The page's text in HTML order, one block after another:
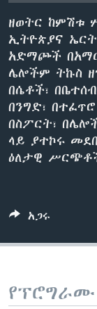
ቋንቋዎች
ዘወትር ከምሽቱ
ኢትዮጵያና
አድማጮች
ሌሎችም ትኩስ
በሴቶች፣
በንግድ፣
በስፖርት፣
ላይ ያተኮሩ
ዕለታዊ
አጋሩ